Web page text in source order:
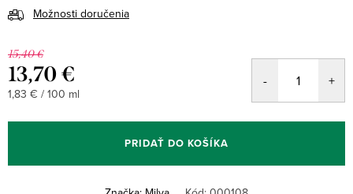
Možnosti doručenia
15,40 €
13,70 €
Jednotková
1,83 € / 100 ml
PRIDAŤ DO KOŠÍKA